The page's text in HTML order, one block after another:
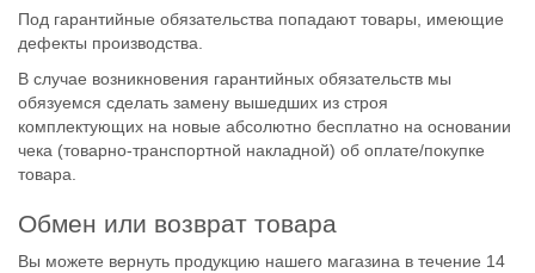
Под гарантийные обязательства попадают товары, имеющие
дефекты производства.
В случае возникновения гарантийных обязательств мы
обязуемся сделать замену вышедших из строя
комплектующих на новые абсолютно бесплатно на основании
чека (товарно-транспортной накладной) об оплате/покупке
товара.
Обмен или возврат товара
Вы можете вернуть продукцию нашего магазина в течение 14